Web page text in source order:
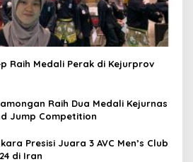
Raih Medali Perak di Kejurprov
Raih Dua Medali Kejurnas
Jump Competition
Presisi Juara 3 AVC Men’s Club
di Iran